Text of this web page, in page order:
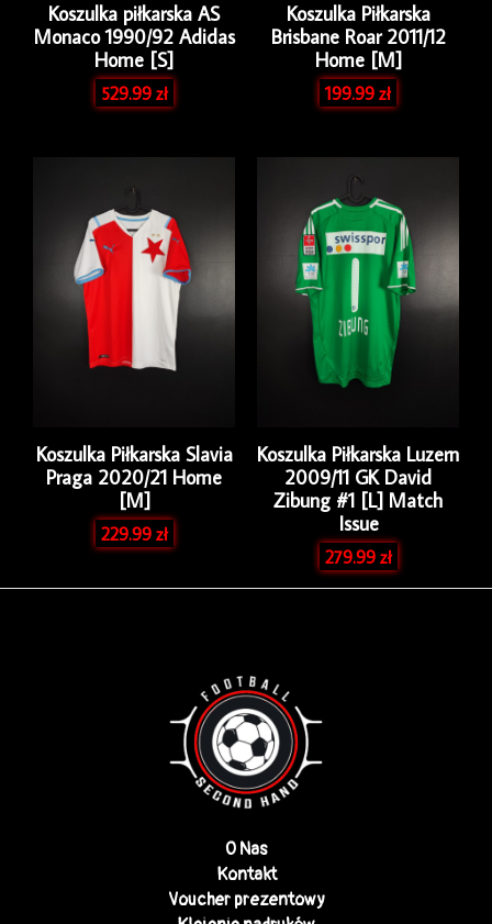
Koszulka piłkarska AS
Monaco 1990/92 Adidas
Home [S]
529.99zł
Koszulka Piłkarska
Brisbane Roar 2011/12
Home [M]
199.99zł
Koszulka Piłkarska Slavia
Praga 2020/21 Home
[M]
229.99zł
Koszulka Piłkarska Luzern
2009/11 GK David
Zibung #1 [L] Match
Issue
279.99zł
O Nas
Kontakt
Voucher prezentowy